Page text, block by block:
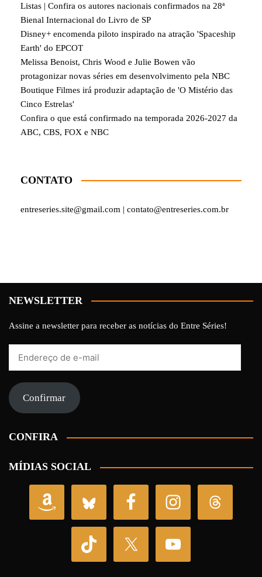
Listas | Confira os autores nacionais confirmados na 28ª
Bienal Internacional do Livro de SP
Disney+ encomenda piloto inspirado na atração 'Spaceship
Earth' do EPCOT
Melissa Benoist, Chris Wood e Julie Bowen vão
protagonizar novas séries em desenvolvimento pela NBC
Boutique Filmes irá produzir adaptação de 'O Mistério das
Cinco Estrelas'
Confira o que está confirmado na temporada 2026-2027 da
ABC, CBS, FOX e NBC
CONTATO
entreseries.site@gmail.com | contato@entreseries.com.br
NEWSLETTER
Assine a newsletter para receber as notícias do Entre Séries!
mail Confirmar
CONFIRA
MÍDIAS SOCIAL